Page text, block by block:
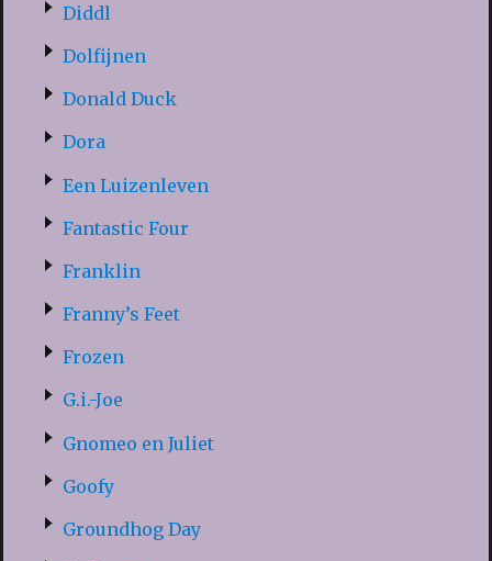
Diddl
Dolfijnen
Donald Duck
Dora
Een Luizenleven
Fantastic Four
Franklin
Franny’s Feet
Frozen
G.i.-Joe
Gnomeo en Juliet
Goofy
Groundhog Day